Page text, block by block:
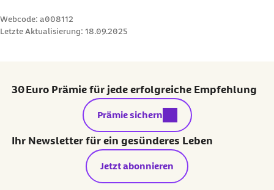
Webcode: a008112
Letzte Aktualisierung: 18.09.2025
30 Euro Prämie für jede erfolgreiche Empfehlung
externer Link:
Prämie sichern
Ihr Newsletter für ein gesünderes Leben
Jetzt abonnieren